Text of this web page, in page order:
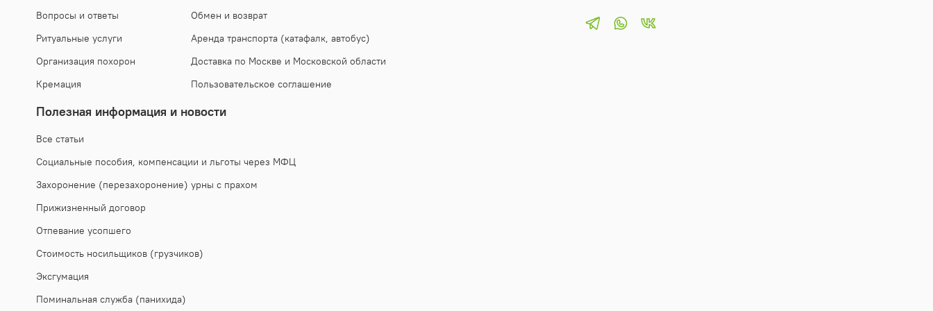
Вопросы и ответы
Ритуальные услуги
Организация похорон
Кремация
Обмен и возврат
Аренда транспорта (катафалк, автобус)
Доставка по Москве и Московской области
Пользовательское соглашение
Полезная информация и новости
Все статьи
Социальные пособия, компенсации и льготы через МФЦ
Захоронение (перезахоронение) урны с прахом
Прижизненный договор
Отпевание усопшего
Стоимость носильщиков (грузчиков)
Эксгумация
Поминальная служба (панихида)